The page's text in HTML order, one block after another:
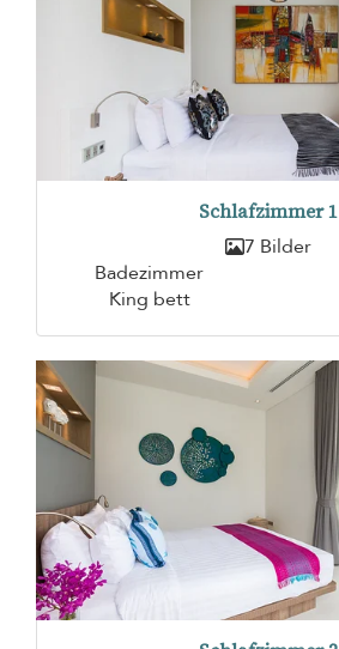
Schlafzimmer 1
7 Bilder
Badezimmer
King bett